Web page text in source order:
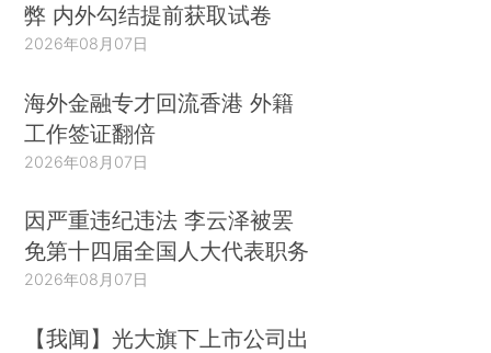
弊 内外勾结提前获取试卷
2026年08月07日
海外金融专才回流香港 外籍
工作签证翻倍
2026年08月07日
因严重违纪违法 李云泽被罢
免第十四届全国人大代表职务
2026年08月07日
【我闻】光大旗下上市公司出